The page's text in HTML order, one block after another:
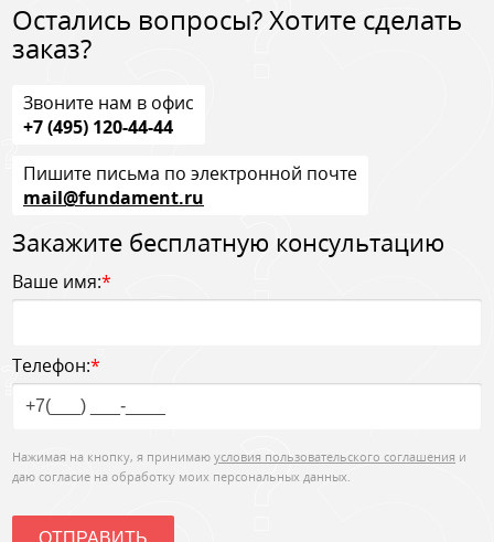
Остались вопросы? Хотите сделать
заказ?
Звоните нам в офис
+7 (495) 120-44-44
Пишите письма по электронной почте
mail@fundament.ru
Закажите бесплатную консультацию
Ваше имя:*
Телефон:*
Нажимая на кнопку, я принимаю условия пользовательского соглашения и
даю согласие на обработку моих персональных данных.
ОТПРАВИТЬ